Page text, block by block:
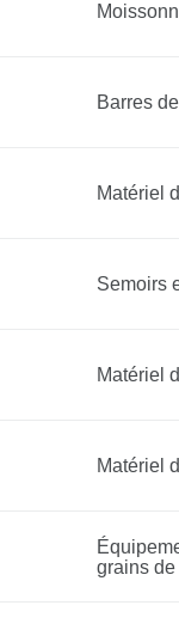
Barres
Matériel
Semoirs
Matériel
Matériel
grains